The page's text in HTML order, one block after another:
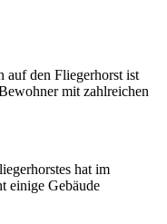
auf den Fliegerhorst ist
mit zahlreichen
hat im
einige Gebäude